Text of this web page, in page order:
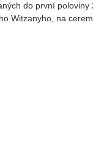
do první
Witzanyho, na